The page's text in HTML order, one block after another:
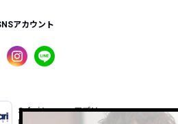
アカウント
Safari Lounge アプリ